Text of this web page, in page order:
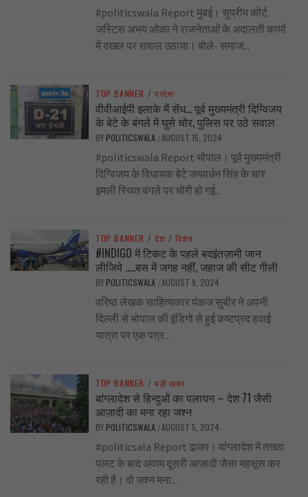
#politicswala Report मुंबई। सुप्रीम कोर्ट
जस्टिस अभय ओका ने राजनेताओं के अदालती कामों
में दखल पर सवाल उठाया। बोले- समाज...
TOP BANNER / प्रदेश
वीवीआईपी इलाके में सेंध… पूर्व मुख्यमंत्री दिग्विजय
के बेटे के बंगले में घुसे चोर, पुलिस पर उठे सवाल
BY POLITICSWALA /AUGUST 15, 2024
#politicswala Report भोपाल। पूर्व मुख्यमंत्री
दिग्विजय के विधायक बेटे जयवर्धन सिंह के चार
इमली स्थित बंगले पर चोरी हो गई...
TOP BANNER / देश / विशेष
#INDIGO में टिकट के पहले बदइंतज़ामी जान
लीजिये …..बस में जगह नहीं, जहाज की सीट गीली
BY POLITICSWALA /AUGUST 9, 2024
वरिष्ठ लेखक साहित्यकार पंकज सुबीर ने अपनी
दिल्ली से भोपाल की इंडिगो से हुई कष्टप्रद हवाई
यात्रा पर एक पत्र...
TOP BANNER / बड़ी खबर
बांग्लादेश से हिन्दुओं का पलायन – देश 71 जैसी
आज़ादी का मना रहा जश्न
BY POLITICSWALA /AUGUST 5, 2024
#politicsala Report ढाका। बांग्लादेश में तख्ता
पलट के बाद अवाम दूसरी आज़ादी जैसा महसूस कर
रही है। वो जश्न मना...